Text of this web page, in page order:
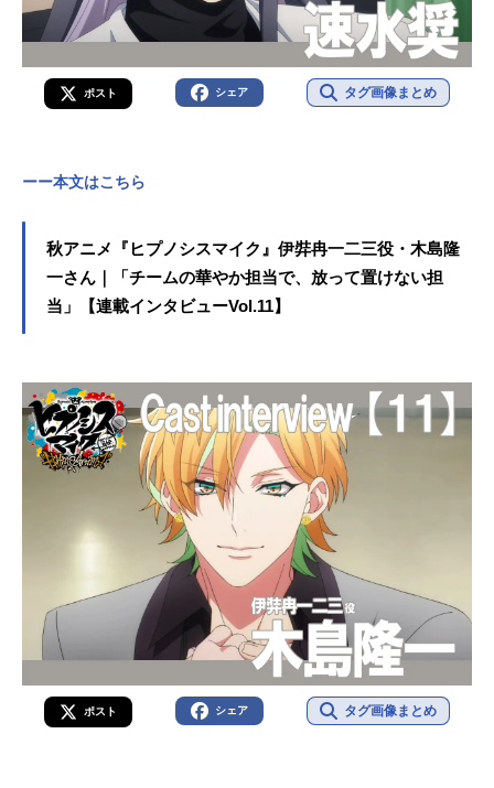
ポスト シェア タグ画像まとめ
ーー本文はこちら
秋アニメ『ヒプノシスマイク』伊弉冉一二三役・木島隆
一さん｜「チームの華やか担当で、放って置けない担
当」【連載インタビューVol.11】
ポスト シェア タグ画像まとめ